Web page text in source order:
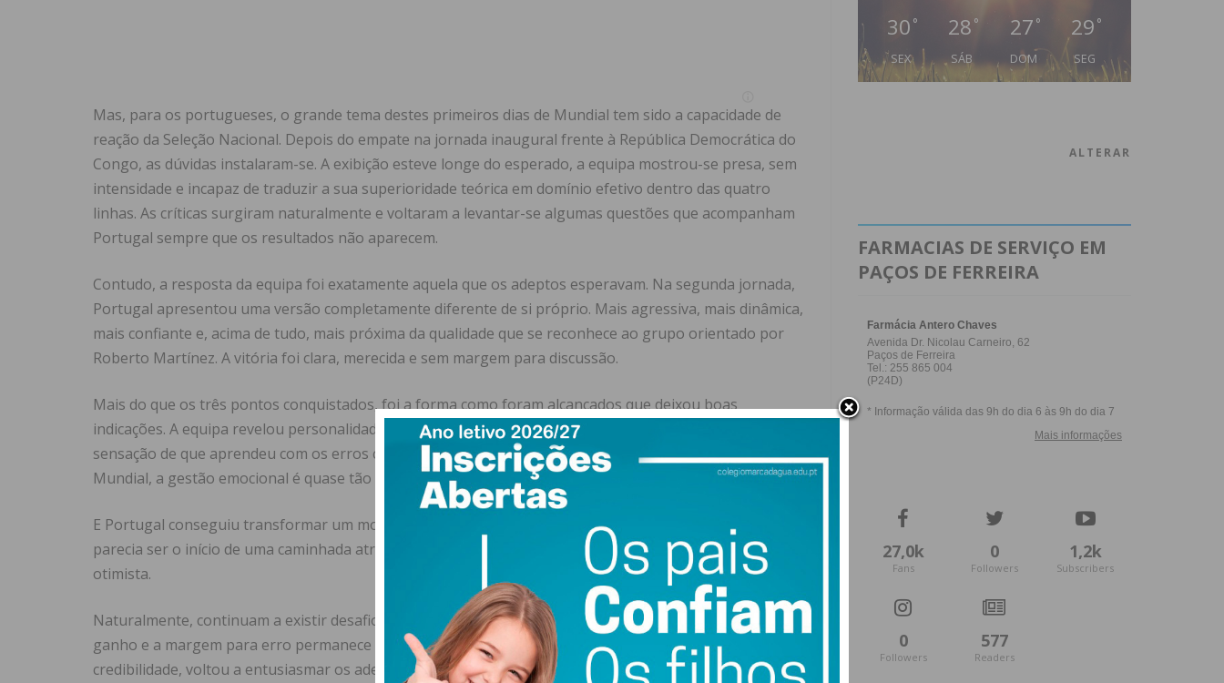
Mas, para os portugueses, o grande tema destes primeiros dias de Mundial tem sido a capacidade de
reação da Seleção Nacional. Depois do empate na jornada inaugural frente à República Democrática do
Congo, as dúvidas instalaram-se. A exibição esteve longe do esperado, a equipa mostrou-se presa, sem
intensidade e incapaz de traduzir a sua superioridade teórica em domínio efetivo dentro das quatro
linhas. As críticas surgiram naturalmente e voltaram a levantar-se algumas questões que acompanham
Portugal sempre que os resultados não aparecem.
Contudo, a resposta da equipa foi exatamente aquela que os adeptos esperavam. Na segunda jornada,
Portugal apresentou uma versão completamente diferente de si próprio. Mais agressiva, mais dinâmica,
mais confiante e, acima de tudo, mais próxima da qualidade que se reconhece ao grupo orientado por
Roberto Martínez. A vitória foi clara, merecida e sem margem para discussão.
Mais do que os três pontos conquistados, foi a forma como foram alcançados que deixou boas
indicações. A equipa revelou personalidade, mostrou capacidade para assumir o jogo e transmitiu a
sensação de que aprendeu com os erros cometidos na estreia. Num torneio tão curto como um
Mundial, a gestão emocional é quase tão importante quanto a qualidade futebolística.
E Portugal conseguiu transformar um momento de desconfiança num impulso de confiança. Aquilo que
parecia ser o início de uma caminhada atribulada deu lugar a um ambiente muito mais positivo e
otimista.
Naturalmente, continuam a existir desafios pela frente e adversários de enorme qualidade. Nada está
ganho e a margem para erro permanece reduzida. Mas a verdade é que a Seleção Nacional recuperou
credibilidade, voltou a entusiasmar os adeptos e reforçou a convicção de que tem argumentos para
30 °
SEX
28 °
SÁB
27 °
DOM
29 °
SEG
ALTERAR
FARMACIAS DE SERVIÇO EM
PAÇOS DE FERREIRA
27,0k
Fans
0
Followers
1,2k
Subscribers
0
Followers
577
Readers